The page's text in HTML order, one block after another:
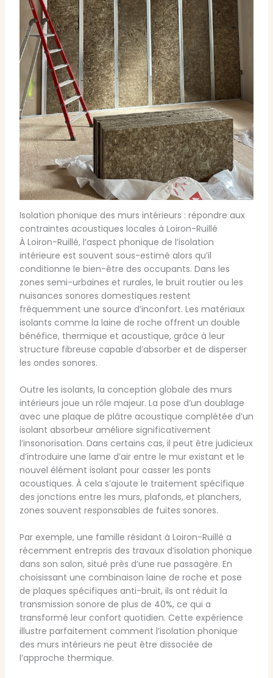
Isolation phonique des murs intérieurs : répondre aux
contraintes acoustiques locales à Loiron-Ruillé
À Loiron-Ruillé, l’aspect phonique de l’isolation
intérieure est souvent sous-estimé alors qu’il
conditionne le bien-être des occupants. Dans les
zones semi-urbaines et rurales, le bruit routier ou les
nuisances sonores domestiques restent
fréquemment une source d’inconfort. Les matériaux
isolants comme la laine de roche offrent un double
bénéfice, thermique et acoustique, grâce à leur
structure fibreuse capable d’absorber et de disperser
les ondes sonores.
Outre les isolants, la conception globale des murs
intérieurs joue un rôle majeur. La pose d’un doublage
avec une plaque de plâtre acoustique complétée d’un
isolant absorbeur améliore significativement
l’insonorisation. Dans certains cas, il peut être judicieux
d’introduire une lame d’air entre le mur existant et le
nouvel élément isolant pour casser les ponts
acoustiques. À cela s’ajoute le traitement spécifique
des jonctions entre les murs, plafonds, et planchers,
zones souvent responsables de fuites sonores.
Par exemple, une famille résidant à Loiron-Ruillé a
récemment entrepris des travaux d’isolation phonique
dans son salon, situé près d’une rue passagère. En
choisissant une combinaison laine de roche et pose
de plaques spécifiques anti-bruit, ils ont réduit la
transmission sonore de plus de 40%, ce qui a
transformé leur confort quotidien. Cette expérience
illustre parfaitement comment l’isolation phonique
des murs intérieurs ne peut être dissociée de
l’approche thermique.